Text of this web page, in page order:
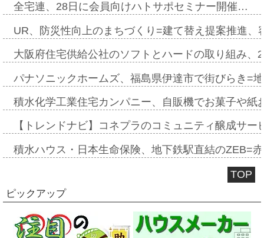
全宅連、28日に会員向けハトサポセミナー開催…
UR、防災性向上のまちづくり=建て替え提案推進
大阪府住宅供給公社のソフトとハードの取り組み
パナソニックホームズ、福島県伊達市で街びらき=
積水化学工業住宅カンパニー、自販機でお菓子や
【トレンドナビ】コネプラのコミュニティ醸成サ
積水ハウス・日本生命保険、地下鉄駅直結のZEB=
TOP
ピックアップ